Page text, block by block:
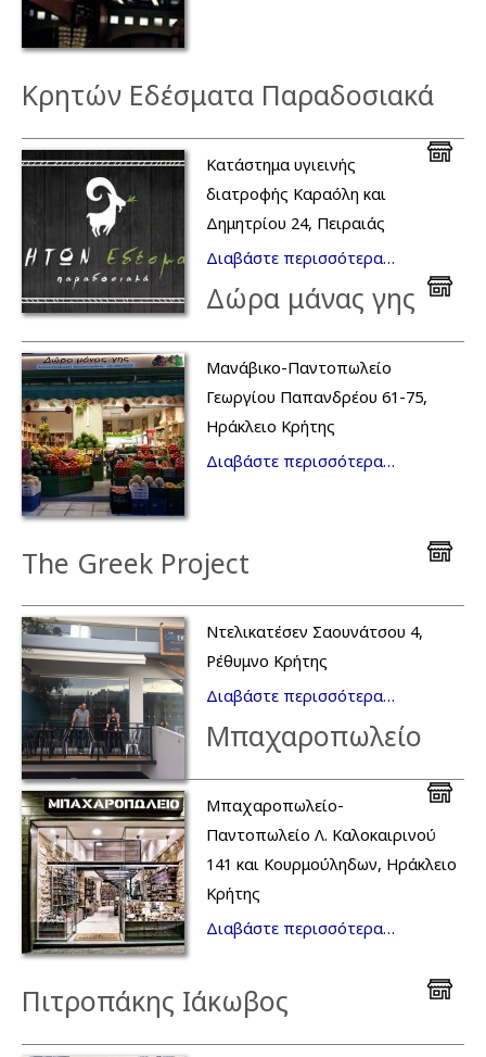
Κρητών Εδέσματα Παραδοσιακά
Κατάστημα υγιεινής
διατροφής Καραόλη και
Δημητρίου 24, Πειραιάς
Διαβάστε περισσότερα…
Δώρα μάνας γης
Μανάβικο-Παντοπωλείο
Γεωργίου Παπανδρέου 61-75,
Ηράκλειο Κρήτης
Διαβάστε περισσότερα…
The Greek Project
Ντελικατέσεν Σαουνάτσου 4,
Ρέθυμνο Κρήτης
Διαβάστε περισσότερα…
Μπαχαροπωλείο
Μπαχαροπωλείο-
Παντοπωλείο Λ. Καλοκαιρινού
141 και Κουρμούληδων, Ηράκλειο
Κρήτης
Διαβάστε περισσότερα…
Πιτροπάκης Ιάκωβος